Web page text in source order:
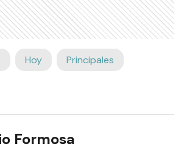
Hoy Principales
Formosa